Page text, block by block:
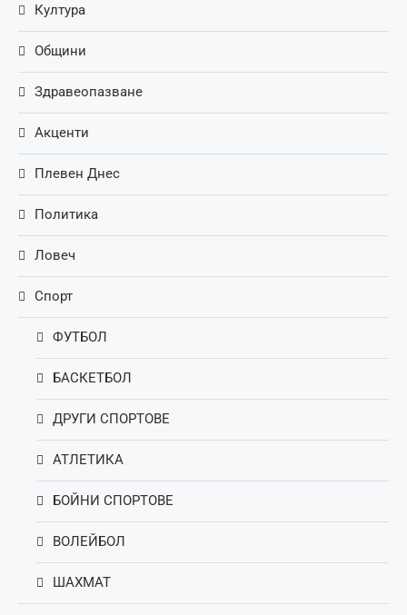
Култура
Общини
Здравеопазване
Акценти
Плевен Днес
Политика
Ловеч
Спорт
ФУТБОЛ
БАСКЕТБОЛ
ДРУГИ СПОРТОВЕ
АТЛЕТИКА
БОЙНИ СПОРТОВЕ
ВОЛЕЙБОЛ
ШАХМАТ